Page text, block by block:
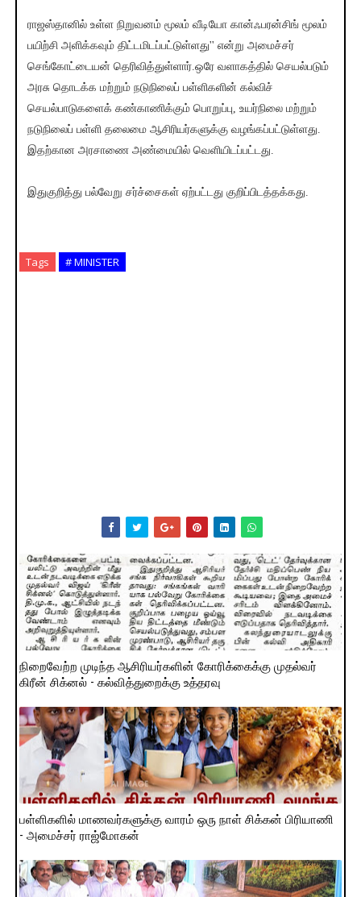
ராஜஸ்தானில் உள்ள நிறுவனம் மூலம் வீடியோ கான்ஃபரன்சிங் மூலம்
பயிற்சி அளிக்கவும் திட்டமிடப்பட்டுள்ளது'' என்று அமைச்சர்
செங்கோட்டையன் தெரிவித்துள்ளார்.ஒரே வளாகத்தில் செயல்படும்
அரசு தொடக்க மற்றும் நடுநிலைப் பள்ளிகளின் கல்விச்
செயல்பாடுகளைக் கண்காணிக்கும் பொறுப்பு, உயர்நிலை மற்றும்
நடுநிலைப் பள்ளி தலைமை ஆசிரியர்களுக்கு வழங்கப்பட்டுள்ளது.
இதற்கான அரசாணை அண்மையில் வெளியிடப்பட்டது.
இதுகுறித்து பல்வேறு சர்ச்சைகள் ஏற்பட்டது குறிப்பிடத்தக்கது.
Tags # MINISTER
நிறைவேற்ற முடிந்த ஆசிரியர்களின் கோரிக்கைக்கு முதல்வர்
கிரீன் சிக்னல் - கல்வித்துறைக்கு உத்தரவு
பள்ளிகளில் மாணவர்களுக்கு வாரம் ஒரு நாள் சிக்கன் பிரியாணி
- அமைச்சர் ராஜ்மோகன்